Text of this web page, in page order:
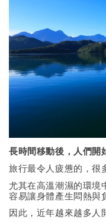
長時間移動後，人們開
旅行最令人疲憊的，很
尤其在高溫潮濕的環境
容易讓身體產生悶熱與
因此，近年越來越多人